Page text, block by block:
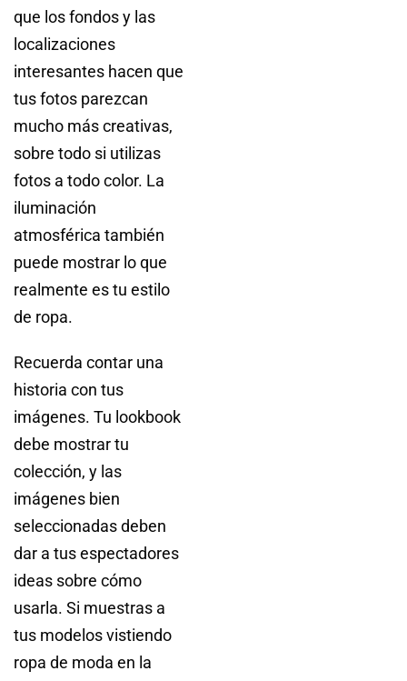
que los fondos y las
localizaciones
interesantes hacen que
tus fotos parezcan
mucho más creativas,
sobre todo si utilizas
fotos a todo color. La
iluminación
atmosférica también
puede mostrar lo que
realmente es tu estilo
de ropa.
Recuerda contar una
historia con tus
imágenes. Tu lookbook
debe mostrar tu
colección, y las
imágenes bien
seleccionadas deben
dar a tus espectadores
ideas sobre cómo
usarla. Si muestras a
tus modelos vistiendo
ropa de moda en la